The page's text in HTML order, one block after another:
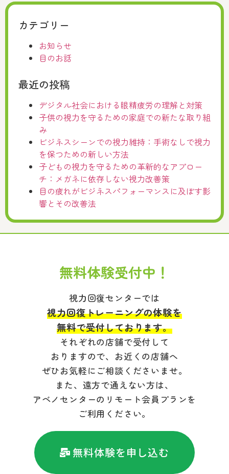
カテゴリー
お知らせ
目のお話
最近の投稿
デジタル社会における眼精疲労の理解と対策
子供の視力を守るための家庭での新たな取り組
み
ビジネスシーンでの視力維持：手術なしで視力
を保つための新しい方法
子どもの視力を守るための革新的なアプロー
チ：メガネに依存しない視力改善策
目の疲れがビジネスパフォーマンスに及ぼす影
響とその改善法
無料体験受付中！
視力回復センターでは
視力回復トレーニングの体験を
無料で受付しております。
それぞれの店舗で受付して
おりますので、お近くの店舗へ
ぜひお気軽にご相談くださいませ。
また、遠方で通えない方は、
アベノセンターのリモート会員プランを
ご利用ください。
無料体験を申し込む